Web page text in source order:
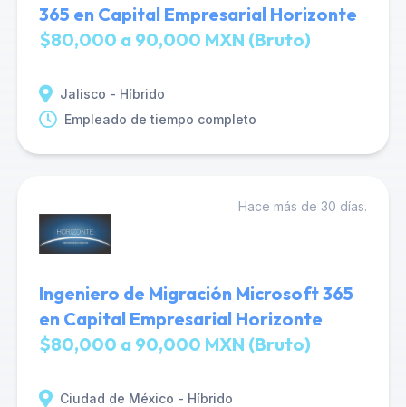
365 en Capital Empresarial Horizonte
$80,000 a 90,000 MXN (Bruto)
Jalisco - Híbrido
Empleado de tiempo completo
Hace más de 30 días.
Ingeniero de Migración Microsoft 365
en Capital Empresarial Horizonte
$80,000 a 90,000 MXN (Bruto)
Ciudad de México - Híbrido